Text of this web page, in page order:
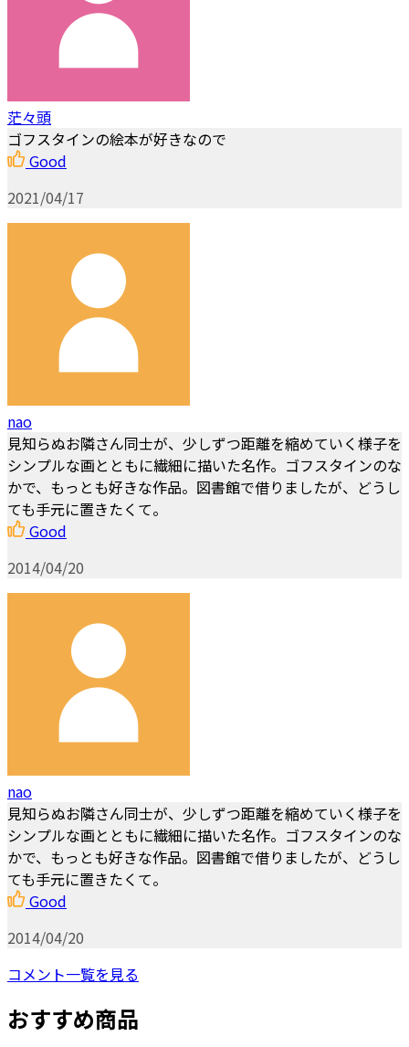
茫々頭
ゴフスタインの絵本が好きなので
Good
2021/04/17
nao
見知らぬお隣さん同士が、少しずつ距離を縮めていく様子を
シンプルな画とともに繊細に描いた名作。ゴフスタインのな
かで、もっとも好きな作品。図書館で借りましたが、どうし
ても手元に置きたくて。
Good
2014/04/20
nao
見知らぬお隣さん同士が、少しずつ距離を縮めていく様子を
シンプルな画とともに繊細に描いた名作。ゴフスタインのな
かで、もっとも好きな作品。図書館で借りましたが、どうし
ても手元に置きたくて。
Good
2014/04/20
コメント一覧を見る
おすすめ商品